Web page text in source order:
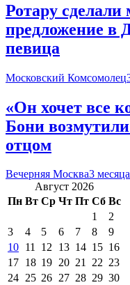
Ротару
предложение в
певица
Московский Комсомолец
«Он хочет все
Бони
отцом
Вечерняя Москва3
Август 2026
Пн Вт Ср Чт Пт Сб Вс
1
2
3
4 5 6 7 8
9
10 11 12 13 14 15 16
17 18 19 20 21 22 23
24 25 26 27 28 29 30